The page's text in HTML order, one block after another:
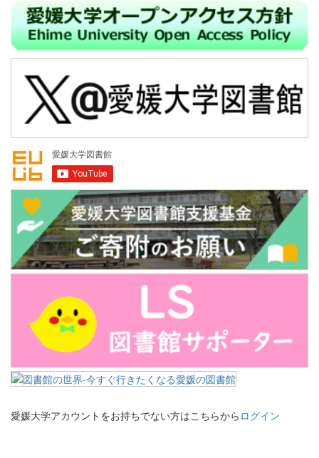
愛媛大学アカウントをお持ちでない方はこちらから ログイン